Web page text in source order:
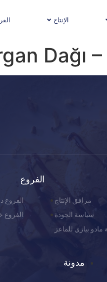
الإنتاج
Dağı
مرافق الإنتاج
سياسة الجودة
بيازي للماعز
الفروع
الفروع
الفروع
مدونة